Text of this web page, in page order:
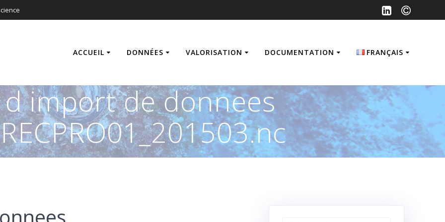
ACCUEIL DONNÉES VALORISATION DOCUMENTATION FRANÇAIS
English
d import de donnees